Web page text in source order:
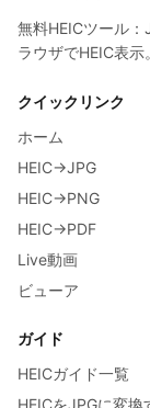
無料HEICツール
ラウザでHEIC表示。
クイックリンク
ホーム
HEIC→JPG
HEIC→PNG
HEIC→PDF
Live動画
ビューア
ガイド
HEICガイド一覧
HEICをJPGに変換